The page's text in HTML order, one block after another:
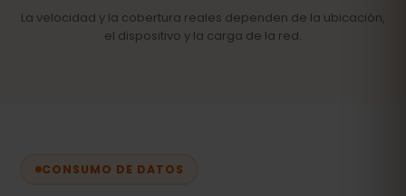
La velocidad y la cobertura reales dependen de la ubicación,
el dispositivo y la carga de la red.
CONSUMO DE DATOS